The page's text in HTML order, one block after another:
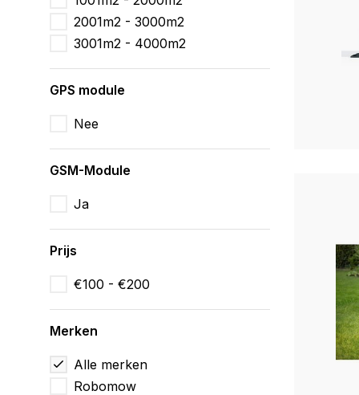
2001m2 - 3000m2
3001m2 - 4000m2
GPS module
Nee
GSM-Module
Ja
Prijs
€100 - €200
Merken
Alle merken
Robomow